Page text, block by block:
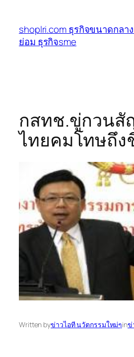
เนื้อหา
shoplri.com ธุรกิจขนาดกลา
ย่อม ธุรกิจsme
กสทช.ขู่กวน
ไทยคมโทษถึง
Written byข่าวไอที นวัตกรรมใหม่ๆinข่